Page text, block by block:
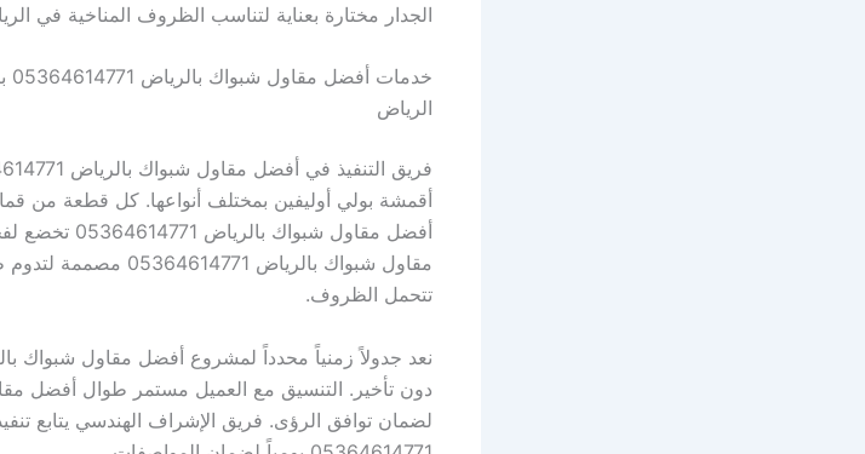
الجدار مختارة بعناية لتناسب الظروف المناخية في
الرياض
أقمشة بولي أوليفين بمختلف أنواعها. كل قطعة من
أفضل مقاول
مقاول شبواك بالرياض
تتحمل الظروف.
لضمان توافق الرؤى. فريق الإشراف الهندسي يتابع